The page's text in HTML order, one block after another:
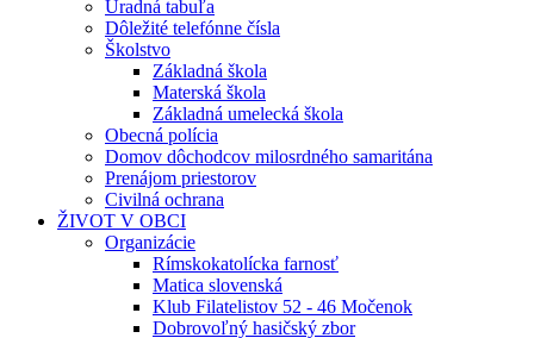
Úradná tabuľa
Dôležité telefónne čísla
Školstvo
Základná škola
Materská škola
Základná umelecká škola
Obecná polícia
Domov dôchodcov milosrdného samaritána
Prenájom priestorov
Civilná ochrana
ŽIVOT V OBCI
Organizácie
Rímskokatolícka farnosť
Matica slovenská
Klub Filatelistov 52 - 46 Močenok
Dobrovoľný hasičský zbor